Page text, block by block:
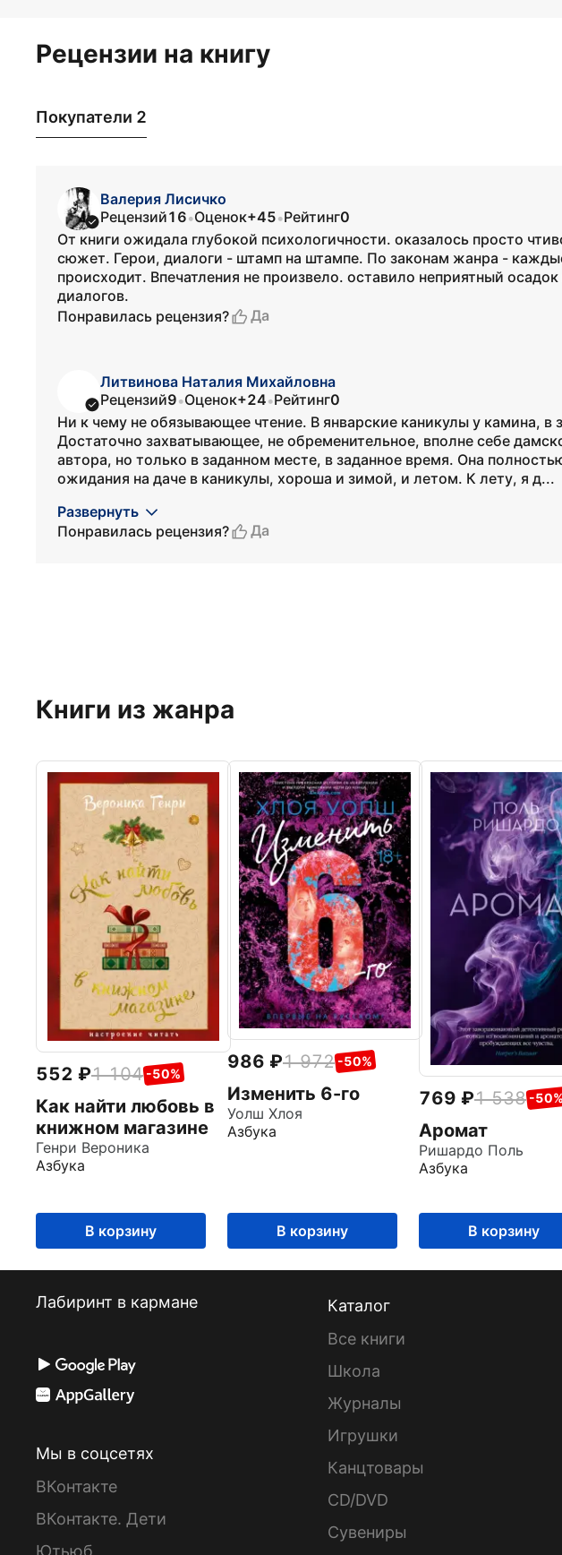
Рецензии на книгу
Покупатели 2
Валерия Лисичко
Рецензий16•Оценок+45•Рейтинг0
От книги ожидала глубокой психологичности. оказалось просто
сюжет. Герои, диалоги - штамп на штампе. По законам жанра -
происходит. Впечатления не произвело. оставило неприятный осадок
диалогов.
Понравилась рецензия?
Да
Литвинова Наталия Михайловна
Рецензий9•Оценок+24•Рейтинг0
Ни к чему не обязывающее чтение. В январские каникулы у камина, в
Достаточно захватывающее, не обременительное, вполне себе
автора, но только в заданном месте, в заданное время. Она
ожидания на даче в каникулы, хороша и зимой, и летом. К лету, я д...
Развернуть
Понравилась рецензия?
Да
Книги из жанра
552 1 104 -50%
Как найти любовь в
книжном магазине
Генри Вероника
Азбука
В корзину
986 1 972 -50%
Изменить 6-го
Уолш Хлоя
Азбука
В корзину
769 1 538 -50%
Аромат
Ришардо Поль
Азбука
В корзину
Лабиринт в кармане
Мы в соцсетях
ВКонтакте
ВКонтакте. Дети
Ютьюб
Каталог
Все книги
Школа
Журналы
Игрушки
Канцтовары
CD/DVD
Сувениры